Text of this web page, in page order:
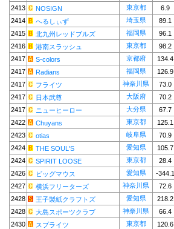
2413
NOSIGN 東京都 6.9
2414
へるしぃず 埼玉県 89.1
2415
北九州レッドブルズ 福岡県 96.1
2416
港南スラッシュ 東京都 98.2
2417
S-colors 京都府 134.4
2417
Radians 福岡県 126.9
2417
フライツ 神奈川県 73.0
2417
日本武尊 大阪府 70.2
2417
ニューヒーロー 大分県 67.7
2422
Chuyans 東京都 125.1
2423
otias 岐阜県 70.9
2424
THE SOUL'S 愛知県 105.7
2424
SPIRIT LOOSE 東京都 28.4
2426
ビッグマウス 愛知県 -344.1
2427
横浜フリーターズ 神奈川県 72.6
2428
王子製紙クラフトズ 愛知県 218.2
2428
大島スポーツクラブ 神奈川県 66.4
2430
スプライツ 東京都 120.6